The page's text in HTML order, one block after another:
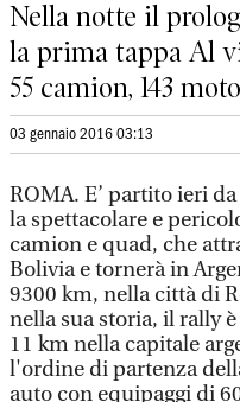
Nella notte il
la prima tappa Al
55 camion, 143
03 gennaio 2016 03:13
ROMA. E’ partito ieri
la spettacolare e
camion e quad, che
Bolivia e tornerà in
9300 km, nella città di
nella sua storia, il rally
11 km nella capitale
l'ordine di partenza
auto con equipaggi di